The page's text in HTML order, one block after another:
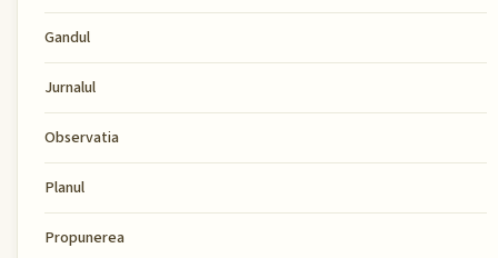
Gandul
Jurnalul
Observatia
Planul
Propunerea